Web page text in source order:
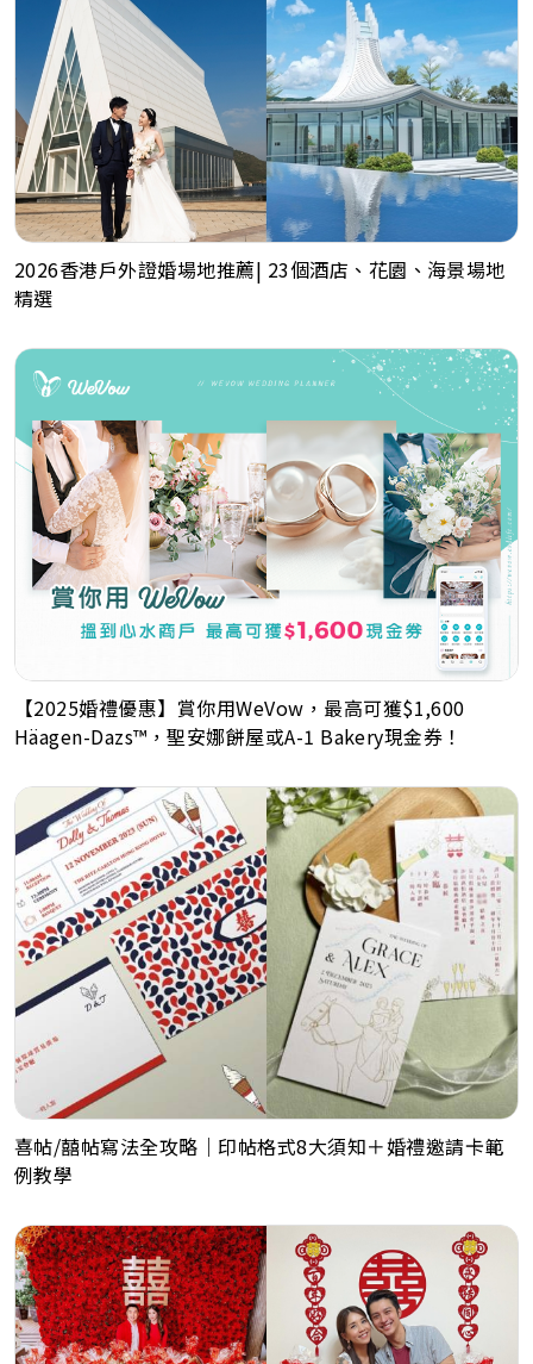
2026香港戶外證婚場地推薦| 23個酒店、花園、海景場地
精選
【2025婚禮優惠】賞你用WeVow，最高可獲$1,600
Häagen-Dazs™，聖安娜餅屋或A-1 Bakery現金券！
喜帖/囍帖寫法全攻略｜印帖格式8大須知＋婚禮邀請卡範
例教學